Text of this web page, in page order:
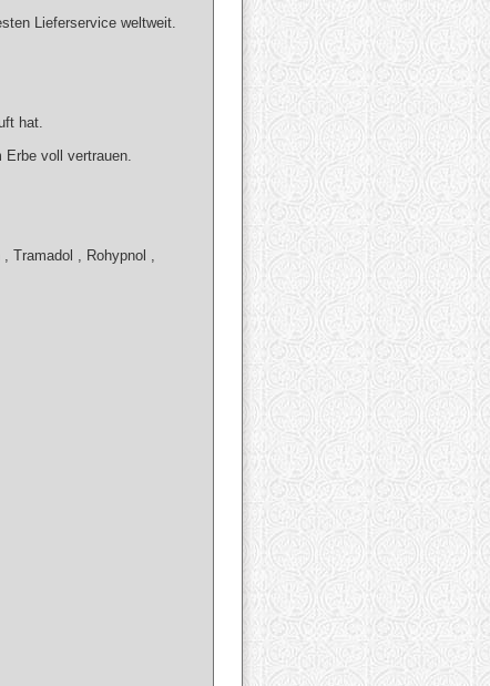
Lieferservice weltweit.
hat.
Erbe voll vertrauen.
Tramadol , Rohypnol ,